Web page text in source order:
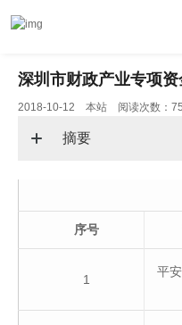
深圳市财政产业专项
2018-10-12 本站 阅读次数：
摘要
序号
1
平